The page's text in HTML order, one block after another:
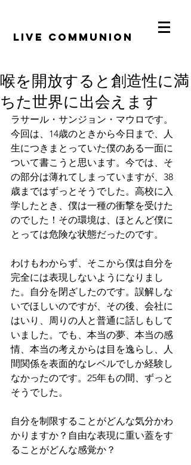
​LiVE COMMUNION
喉を開放すると創造性に満
ちた世界に出会えます
ラサール・サンジョン・マウロです。
今回は、14歳のときから今日まで、人
生につきまとっていた僕のある一面に
ついて書こうと思います。今では、そ
の部分は薄れてしまっていますが、38
歳まではずっとそうでした。高校に入
学したとき、僕は一種の衝撃を受けた
のでした！その環境は、ほとんど僕に
とっては危険な状態だったのです。
わけもわからず、そこから僕は自分を
完全には表現しないようになりまし
た。自分を閉ざしたのです。誤解しな
いでほしいのですが、その後、会社に
はいり、周りの人と普通に話しもして
いました。でも、本当の夢、本当の感
情、本当の考えからは目を逸らし、人
間関係を表面的なレベルでしか経験し
なかったのです。25年もの間、ずっと
そうでした。
自分を制限することがどんな気分かわ
かりますか？自由な表現に重い蓋をす
ることがどんな感覚か？